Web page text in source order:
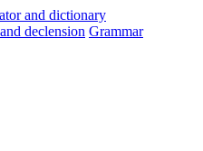
and declension Grammar